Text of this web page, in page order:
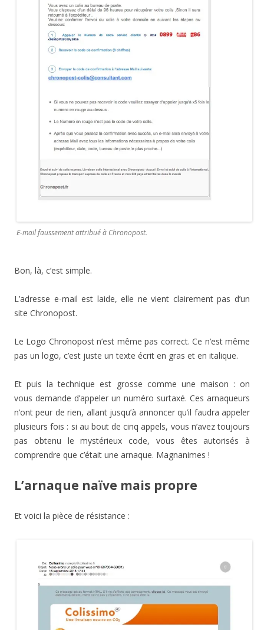
E-mail faussement attribué à Chronopost.
Bon, là, c’est simple.
L’adresse e-mail est laide, elle ne vient clairement pas d’un
site Chronopost.
Le Logo Chronopost n’est même pas correct. Ce n’est même
pas un logo, c’est juste un texte écrit en gras et en italique.
Et puis la technique est grosse comme une maison : on
vous demande d’appeler un numéro surtaxé. Ces arnaqueurs
n’ont peur de rien, allant jusqu’à annoncer qu’il faudra appeler
plusieurs fois : si au bout de cinq appels, vous n’avez toujours
pas obtenu le mystérieux code, vous êtes autorisés à
comprendre que c’était une arnaque. Magnanimes !
L’arnaque naïve mais propre
Et voici la pièce de résistance :